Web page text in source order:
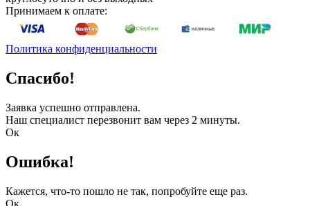
Принимаем к оплате:
Политика конфиденциальности
Спасибо!
Заявка успешно отправлена.
Наш специалист перезвонит вам через 2 минуты.
Ок
Ошибка!
Кажется, что-то пошло не так, попробуйте еще раз.
Ок